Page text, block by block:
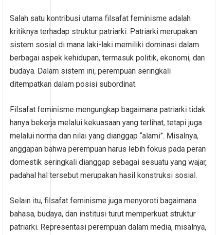
Salah satu kontribusi utama filsafat feminisme adalah
kritiknya terhadap struktur patriarki. Patriarki merupakan
sistem sosial di mana laki-laki memiliki dominasi dalam
berbagai aspek kehidupan, termasuk politik, ekonomi, dan
budaya. Dalam sistem ini, perempuan seringkali
ditempatkan dalam posisi subordinat.
Filsafat feminisme mengungkap bagaimana patriarki tidak
hanya bekerja melalui kekuasaan yang terlihat, tetapi juga
melalui norma dan nilai yang dianggap “alami”. Misalnya,
anggapan bahwa perempuan harus lebih fokus pada peran
domestik seringkali dianggap sebagai sesuatu yang wajar,
padahal hal tersebut merupakan hasil konstruksi sosial.
Selain itu, filsafat feminisme juga menyoroti bagaimana
bahasa, budaya, dan institusi turut memperkuat struktur
patriarki. Representasi perempuan dalam media, misalnya,